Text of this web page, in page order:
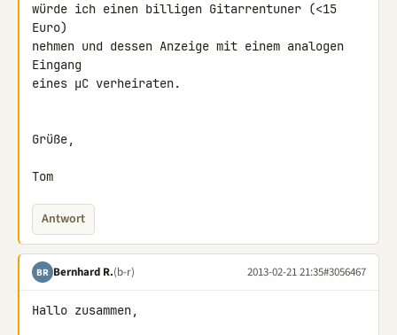
würde ich einen billigen Gitarrentuner (<15
Euro)
nehmen und dessen Anzeige mit einem analogen
Eingang
eines µC verheiraten.
Grüße,
Tom
Antwort
BR Bernhard R.(b-r) 2013-02-21 21:35#3056467
Hallo zusammen,